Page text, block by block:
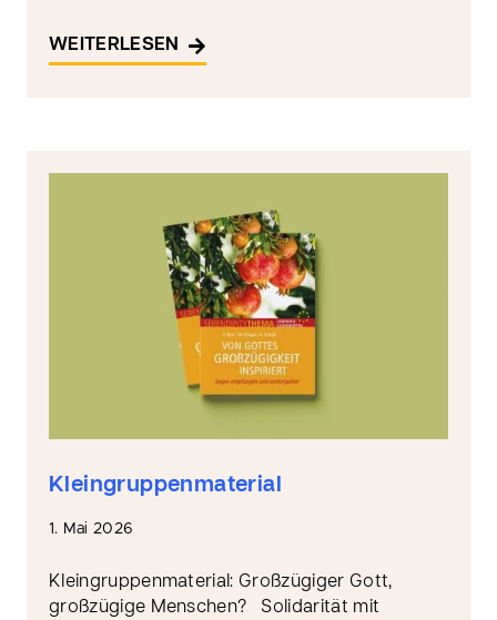
WEITERLESEN
Kleingruppenmaterial
1. Mai 2026
Kleingruppenmaterial: Großzügiger Gott,
großzügige Menschen? Solidarität mit